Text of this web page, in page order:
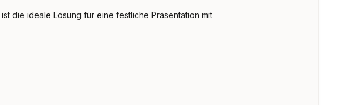
ist die ideale Lösung für eine festliche Präsentation mit